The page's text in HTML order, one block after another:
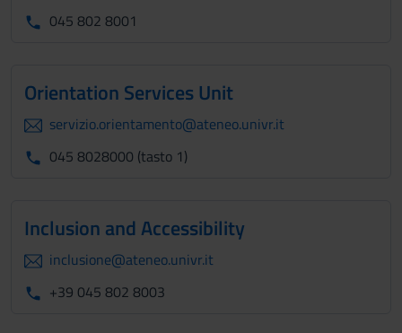
045 802 8001
Orientation Services Unit
servizio.orientamento@ateneo.univr.it
045 8028000 (tasto 1)
Inclusion and Accessibility
inclusione@ateneo.univr.it
+39 045 802 8003